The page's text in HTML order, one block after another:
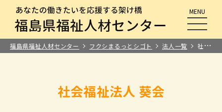
MENU
メニ
福島県福祉人材センター フクシまるっとシゴト 法人一覧 社会福祉法人 葵会
社会福祉法人 葵会